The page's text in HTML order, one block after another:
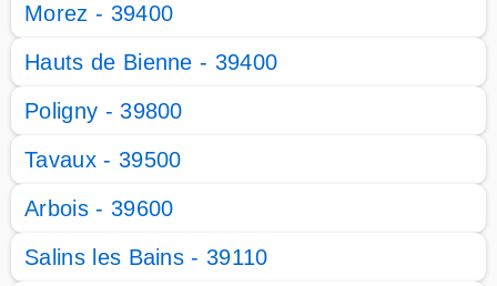
Morez - 39400
Hauts de Bienne - 39400
Poligny - 39800
Tavaux - 39500
Arbois - 39600
Salins les Bains - 39110